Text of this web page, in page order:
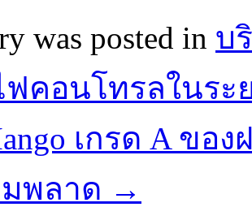
was posted in บ
ฟคอนโทรลในระ
เกรด A ข
พลาด →